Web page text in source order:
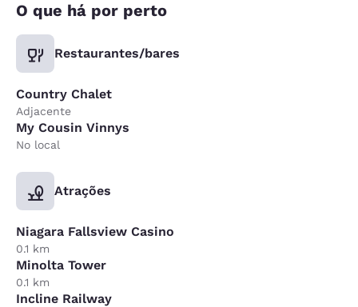
O que há por perto
Restaurantes/bares
Country Chalet
Adjacente
My Cousin Vinnys
No local
Atrações
Niagara Fallsview Casino
0.1 km
Minolta Tower
0.1 km
Incline Railway